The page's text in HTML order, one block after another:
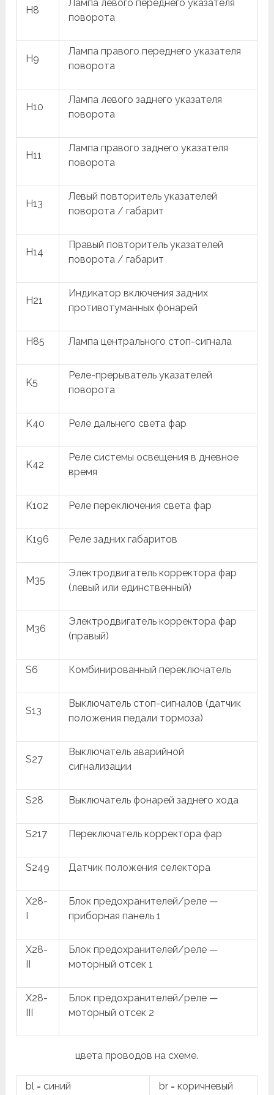
H8
Лампа левого переднего указателя
поворота
H9
Лампа правого переднего указателя
поворота
H10
Лампа левого заднего указателя
поворота
H11
Лампа правого заднего указателя
поворота
H13
Левый повторитель указателей
поворота / габарит
H14
Правый повторитель указателей
поворота / габарит
H21
Индикатор включения задних
противотуманных фонарей
H85 Лампа центрального стоп-сигнала
K5
Реле-прерыватель указателей
поворота
K40 Реле дальнего света фар
K42
Реле системы освещения в дневное
время
K102 Реле переключения света фар
K196 Реле задних габаритов
M35
Электродвигатель корректора фар
(левый или единственный)
M36
Электродвигатель корректора фар
(правый)
S6 Комбинированный переключатель
S13
Выключатель стоп-сигналов (датчик
положения педали тормоза)
S27
Выключатель аварийной
сигнализации
S28 Выключатель фонарей заднего хода
S217 Переключатель корректора фар
S249 Датчик положения селектора
X28-
I
Блок предохранителей/реле —
приборная панель 1
X28-
II
Блок предохранителей/реле —
моторный отсек 1
X28-
III
Блок предохранителей/реле —
моторный отсек 2
цвета проводов на схеме.
bl = синий br = коричневый